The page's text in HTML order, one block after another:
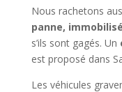
Nous rachetons
panne,
s’ils sont gagés. Un
est proposé dans
Les véhicules